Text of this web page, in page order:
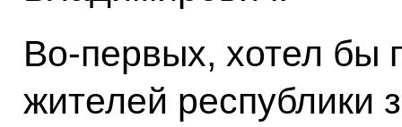
Во-первых, хотел бы
жителей республики